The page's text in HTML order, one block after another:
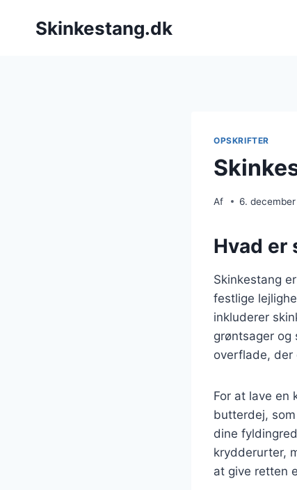
Skinkestang.dk
OPSKRIFTER
Af 6.
Hvad er
Skinkestang
festlige
inkluderer
grøntsager og
overflade, der
For at lave en
butterdej,
dine
krydderurter,
at give retten